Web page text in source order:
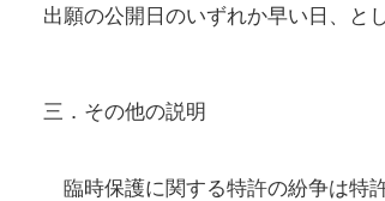
出願の公開日のいずれか早い日、と
三．その他の説明
臨時保護に関する特許の紛争は特